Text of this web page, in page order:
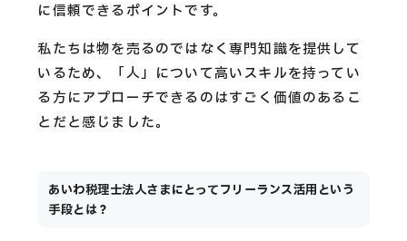
に信頼できるポイントです。
私たちは物を売るのではなく専門知識を提供して
いるため、「人」について高いスキルを持ってい
る方にアプローチできるのはすごく価値のあるこ
とだと感じました。
あいわ税理士法人さまにとってフリーランス活用という
手段とは？